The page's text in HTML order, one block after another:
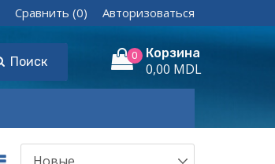
Сравнить (0) Авторизоваться
0 Корзина
0,00 MDL
Поиск